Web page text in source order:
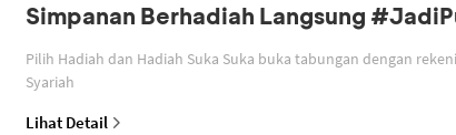
Simpanan Berhadiah Langsung
Pilih Hadiah dan Hadiah Suka Suka buka tabungan dengan
Syariah
Lihat Detail